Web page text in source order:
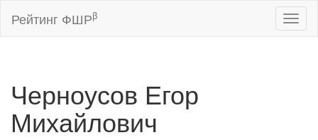
Рейтинг ФШРβ
Черноусов Егор
Михайлович